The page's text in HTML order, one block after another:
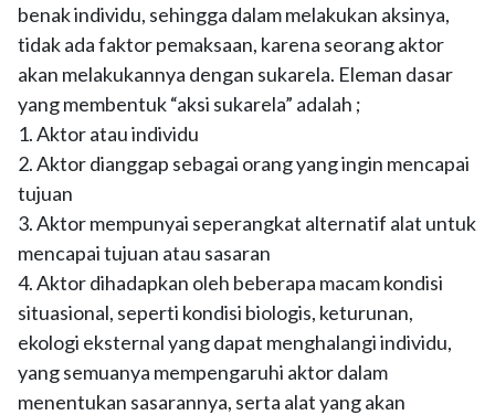
benak individu, sehingga dalam melakukan aksinya,
tidak ada faktor pemaksaan, karena seorang aktor
akan melakukannya dengan sukarela. Eleman dasar
yang membentuk “aksi sukarela” adalah ;
1. Aktor atau individu
2. Aktor dianggap sebagai orang yang ingin mencapai
tujuan
3. Aktor mempunyai seperangkat alternatif alat untuk
mencapai tujuan atau sasaran
4. Aktor dihadapkan oleh beberapa macam kondisi
situasional, seperti kondisi biologis, keturunan,
ekologi eksternal yang dapat menghalangi individu,
yang semuanya mempengaruhi aktor dalam
menentukan sasarannya, serta alat yang akan